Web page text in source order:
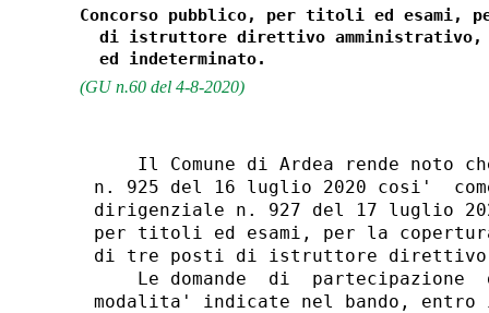
Concorso pubblico, per titoli ed esami,
di istruttore direttivo
(GU n.60 del 4-8-2020)
Il Comune di Ardea rende noto
n. 925 del 16 luglio 2020 cosi'
dirigenziale n. 927 del 17 luglio
per titoli ed esami, per la
di tre posti di istruttore direttivo
Le domande  di  partecipazione
modalita' indicate nel bando,